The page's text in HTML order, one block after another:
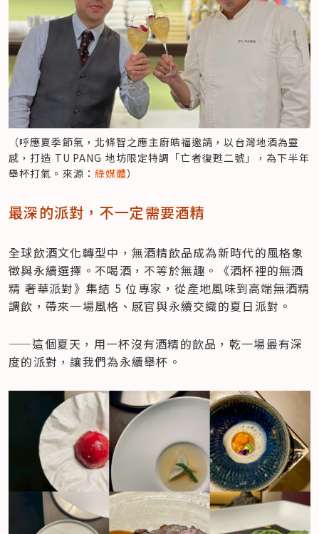
（呼應夏季節氣，北條智之應主廚皓福邀請，以台灣地酒為靈
感，打造 TU PANG 地坊限定特調「亡者復甦二號」，為下半年
舉杯打氣。來源： 綠媒體）
最深的派對，不一定需要酒精
全球飲酒文化轉型中，無酒精飲品成為新時代的風格象
徵與永續選擇。不喝酒，不等於無趣。《酒杯裡的無酒
精 奢華派對》集結 5 位專家，從產地風味到高端無酒精
調飲，帶來一場風格、感官與永續交織的夏日派對。
——這個夏天，用一杯沒有酒精的飲品，乾一場最有深
度的派對，讓我們為永續舉杯。